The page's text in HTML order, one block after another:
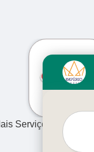
Serviços